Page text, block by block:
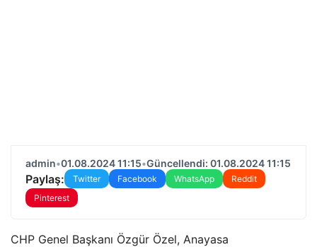
admin•01.08.2024 11:15•Güncellendi: 01.08.2024 11:15
Paylaş: Twitter Facebook WhatsApp
Reddit
Pinterest
CHP Genel Başkanı Özgür Özel, Anayasa